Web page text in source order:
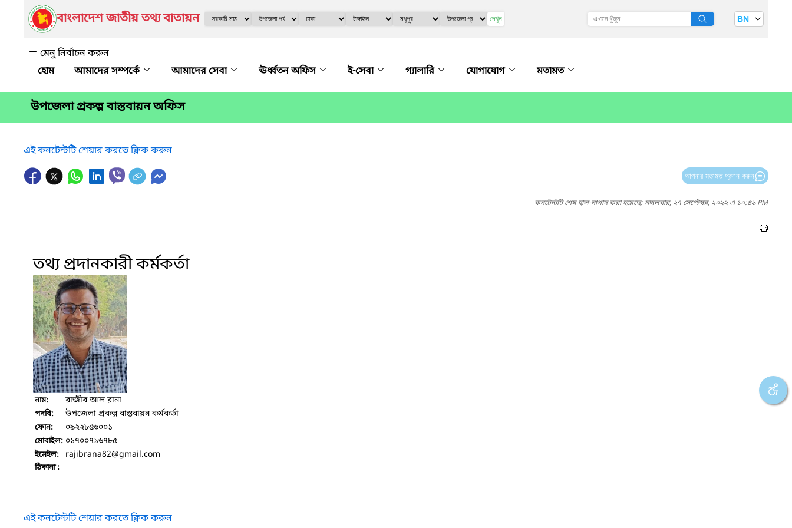
বাংলাদেশ জাতীয় তথ্য বাতায়ন দেখুন BN
মেনু নির্বাচন করুন
আমাদের সম্পর্কে
আমাদের সেবা ঊর্ধ্বতন অফিস ই-সেবা গ্যালারি যোগাযোগ মতামত
উপজেলা প্রকল্প বাস্তবায়ন অফিস
এই কনটেন্টটি শেয়ার করতে ক্লিক করুন
আপনার মতামত প্রদান করুন
কনটেন্টটি শেষ হাল-নাগাদ করা হয়েছে: মঙ্গলবার, ২৭ সেপ্টেম্বর, ২০২২ এ ১০:৪৯ PM
তথ্য প্রদানকারী কর্মকর্তা
নাম: রাজীব আল রানা
পদবি: উপজেলা প্রকল্প বাস্তবায়ন কর্মকর্তা
ফোন: ০৯২২৮৫৬০০১
মোবাইল: ০১৭০০৭১৬৭৮৫
ইমেইল: rajibrana82@gmail.com
ঠিকানা :
এই কনটেন্টটি শেয়ার করতে ক্লিক করুন